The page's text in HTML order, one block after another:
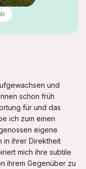
und
schon früh
für und das
ich zum einen
eigene
in ihrer Direktheit
mich ihre subtile
ihrem Gegenüber zu